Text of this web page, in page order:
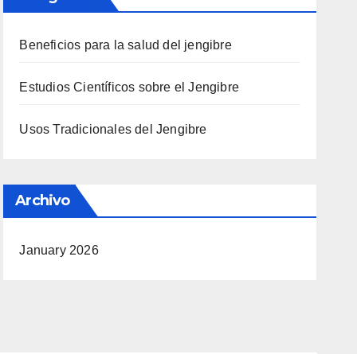
Beneficios para la salud del jengibre
Estudios Científicos sobre el Jengibre
Usos Tradicionales del Jengibre
Archivo
January 2026